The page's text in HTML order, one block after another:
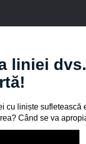
liniei
cu liniște sufletească
Când se va